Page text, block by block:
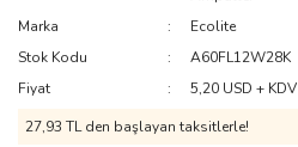
Marka
Ecolite
Stok Kodu
A60FL12W28K
Fiyat
5,20 USD + KDV
27,93 TL den başlayan taksitlerle!